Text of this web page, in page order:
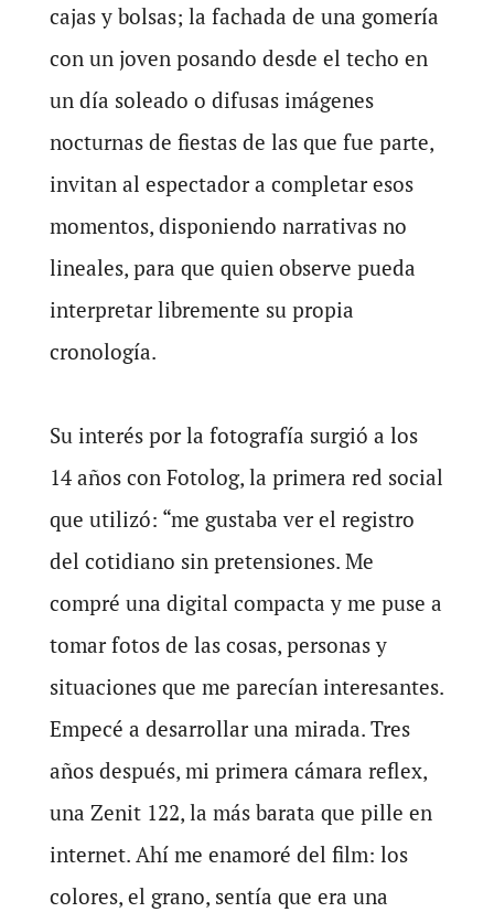
cajas y bolsas; la fachada de una gomería
con un joven posando desde el techo en
un día soleado o difusas imágenes
nocturnas de fiestas de las que fue parte,
invitan al espectador a completar esos
momentos, disponiendo narrativas no
lineales, para que quien observe pueda
interpretar libremente su propia
cronología.
Su interés por la fotografía surgió a los
14 años con Fotolog, la primera red social
que utilizó: “me gustaba ver el registro
del cotidiano sin pretensiones. Me
compré una digital compacta y me puse a
tomar fotos de las cosas, personas y
situaciones que me parecían interesantes.
Empecé a desarrollar una mirada. Tres
años después, mi primera cámara reflex,
una Zenit 122, la más barata que pille en
internet. Ahí me enamoré del film: los
colores, el grano, sentía que era una